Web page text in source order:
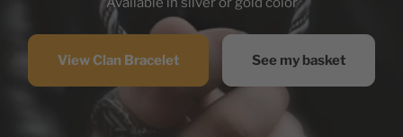
View Clan Bracelet See my basket